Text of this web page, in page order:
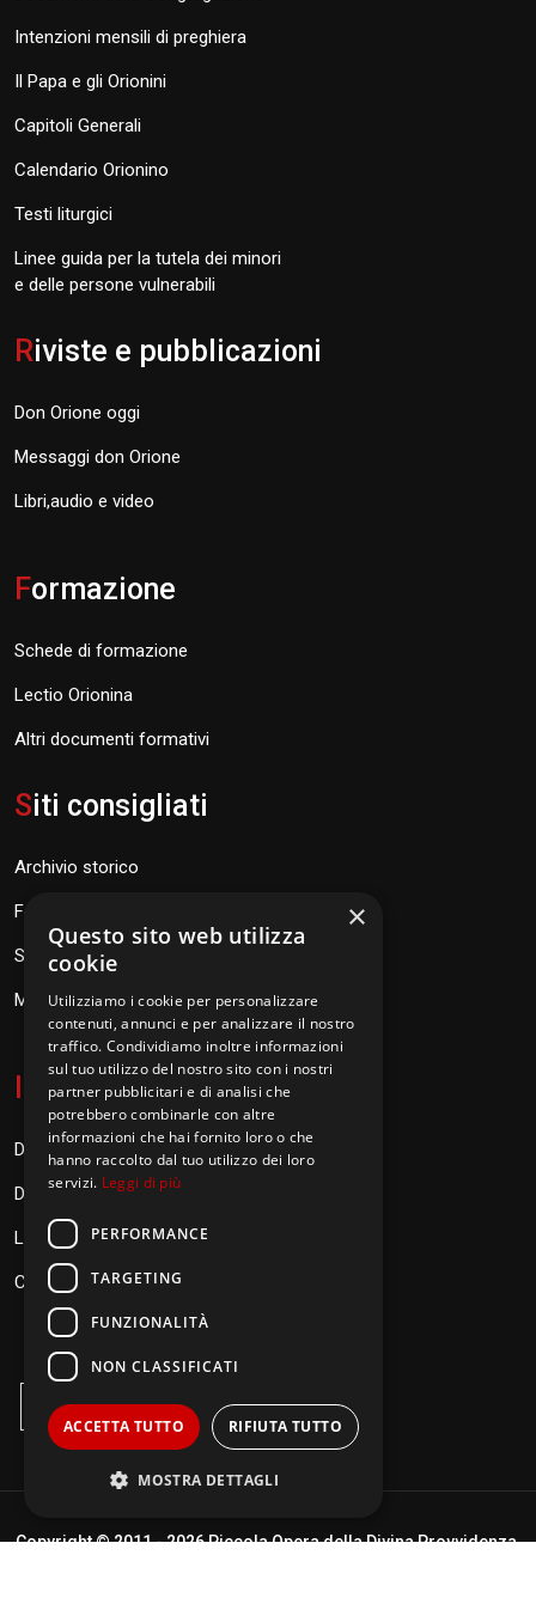
Intenzioni mensili di preghiera
Il Papa e gli Orionini
Capitoli Generali
Calendario Orionino
Testi liturgici
Linee guida per la tutela dei minori
e delle persone vulnerabili
Riviste e pubblicazioni
Don Orione oggi
Messaggi don Orione
Libri,audio e video
Formazione
Schede di formazione
Lectio Orionina
Altri documenti formativi
Siti consigliati
Archivio storico
Fondazione Don Orione
SEV Orione 84
Messaggi don Orione
I nformazioni
Donazioni
Diventa Orionino
Link
Contatti
Copyright © 2011 -2026 Piccola Opera della Divina Provvidenza.
×
Questo sito web utilizza
cookie
Utilizziamo i cookie per personalizzare
contenuti, annunci e per analizzare il nostro
traffico. Condividiamo inoltre informazioni
sul tuo utilizzo del nostro sito con i nostri
partner pubblicitari e di analisi che
potrebbero combinarle con altre
informazioni che hai fornito loro o che
hanno raccolto dal tuo utilizzo dei loro
servizi. Leggi di più
PERFORMANCE
TARGETING
FUNZIONALITÀ
NON CLASSIFICATI
ACCETTA TUTTO RIFIUTA TUTTO
MOSTRA DETTAGLI